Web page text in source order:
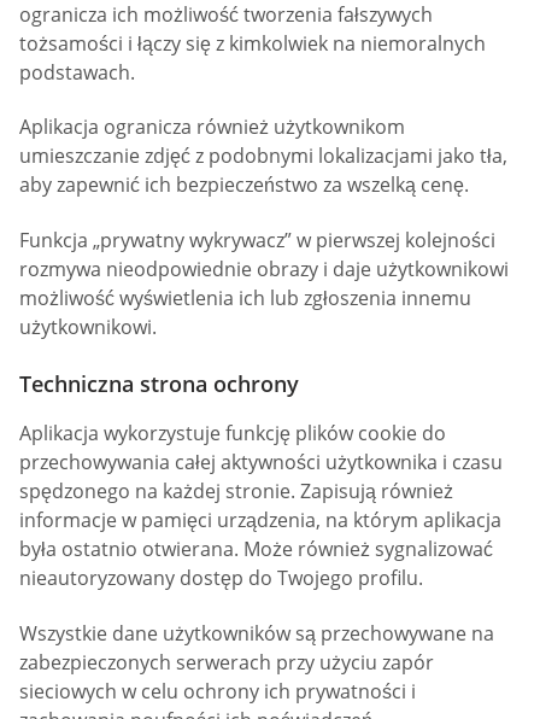
ogranicza ich możliwość tworzenia fałszywych
tożsamości i łączy się z kimkolwiek na niemoralnych
podstawach.
Aplikacja ogranicza również użytkownikom
umieszczanie zdjęć z podobnymi lokalizacjami jako tła,
aby zapewnić ich bezpieczeństwo za wszelką cenę.
Funkcja „prywatny wykrywacz” w pierwszej kolejności
rozmywa nieodpowiednie obrazy i daje użytkownikowi
możliwość wyświetlenia ich lub zgłoszenia innemu
użytkownikowi.
Techniczna strona ochrony
Aplikacja wykorzystuje funkcję plików cookie do
przechowywania całej aktywności użytkownika i czasu
spędzonego na każdej stronie. Zapisują również
informacje w pamięci urządzenia, na którym aplikacja
była ostatnio otwierana. Może również sygnalizować
nieautoryzowany dostęp do Twojego profilu.
Wszystkie dane użytkowników są przechowywane na
zabezpieczonych serwerach przy użyciu zapór
sieciowych w celu ochrony ich prywatności i